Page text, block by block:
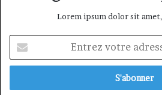
Lorem ipsum dolor sit
votre
adresse